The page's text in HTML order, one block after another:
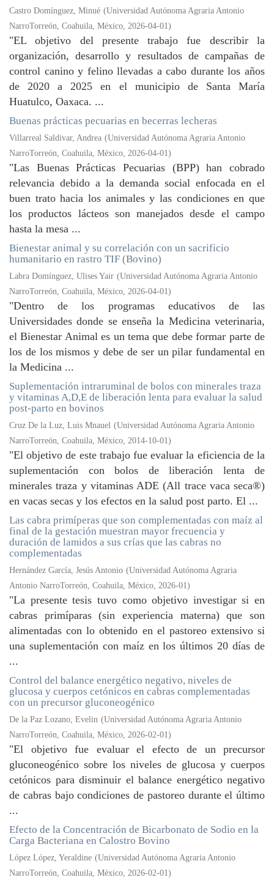
Castro Domínguez, Minué (Universidad Autónoma Agraria Antonio
NarroTorreón, Coahuila, México, 2026-04-01)
"EL objetivo del presente trabajo fue describir la
organización, desarrollo y resultados de campañas de
control canino y felino llevadas a cabo durante los años
de 2020 a 2025 en el municipio de Santa María
Huatulco, Oaxaca. ...
Buenas prácticas pecuarias en becerras lecheras
Villarreal Saldivar, Andrea (Universidad Autónoma Agraria Antonio
NarroTorreón, Coahuila, México, 2026-04-01)
"Las Buenas Prácticas Pecuarias (BPP) han cobrado
relevancia debido a la demanda social enfocada en el
buen trato hacia los animales y las condiciones en que
los productos lácteos son manejados desde el campo
hasta la mesa ...
Bienestar animal y su correlación con un sacrificio
humanitario en rastro TIF (Bovino)
Labra Domínguez, Ulises Yair (Universidad Autónoma Agraria Antonio
NarroTorreón, Coahuila, México, 2026-04-01)
"Dentro de los programas educativos de las
Universidades donde se enseña la Medicina veterinaria,
el Bienestar Animal es un tema que debe formar parte de
los de los mismos y debe de ser un pilar fundamental en
la Medicina ...
Suplementación intraruminal de bolos con minerales traza
y vitaminas A,D,E de liberación lenta para evaluar la salud
post-parto en bovinos
Cruz De la Luz, Luis Mnauel (Universidad Autónoma Agraria Antonio
NarroTorreón, Coahuila, México, 2014-10-01)
"El objetivo de este trabajo fue evaluar la eficiencia de la
suplementación con bolos de liberación lenta de
minerales traza y vitaminas ADE (All trace vaca seca®)
en vacas secas y los efectos en la salud post parto. El ...
Las cabra primíperas que son complementadas con maíz al
final de la gestación muestran mayor frecuencia y
duración de lamidos a sus crías que las cabras no
complementadas
Hernández García, Jesús Antonio (Universidad Autónoma Agraria
Antonio NarroTorreón, Coahuila, México, 2026-01)
"La presente tesis tuvo como objetivo investigar si en
cabras primíparas (sin experiencia materna) que son
alimentadas con lo obtenido en el pastoreo extensivo si
una suplementación con maíz en los últimos 20 días de
...
Control del balance energético negativo, niveles de
glucosa y cuerpos cetónicos en cabras complementadas
con un precursor gluconeogénico
De la Paz Lozano, Evelin (Universidad Autónoma Agraria Antonio
NarroTorreón, Coahuila, México, 2026-02-01)
"El objetivo fue evaluar el efecto de un precursor
gluconeogénico sobre los niveles de glucosa y cuerpos
cetónicos para disminuir el balance energético negativo
de cabras bajo condiciones de pastoreo durante el último
...
Efecto de la Concentración de Bicarbonato de Sodio en la
Carga Bacteriana en Calostro Bovino
López López, Yeraldine (Universidad Autónoma Agraria Antonio
NarroTorreón, Coahuila, México, 2026-02-01)